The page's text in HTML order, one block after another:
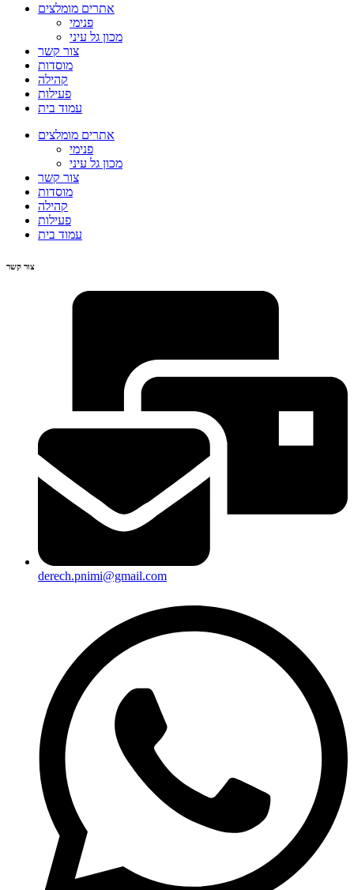
אתרים מומלצים
פנימי
מכון גל עיני
צור קשר
מוסדות
קהילה
פעילות
עמוד בית
אתרים מומלצים
פנימי
מכון גל עיני
צור קשר
מוסדות
קהילה
פעילות
עמוד בית
צור קשר
derech.pnimi@gmail.com